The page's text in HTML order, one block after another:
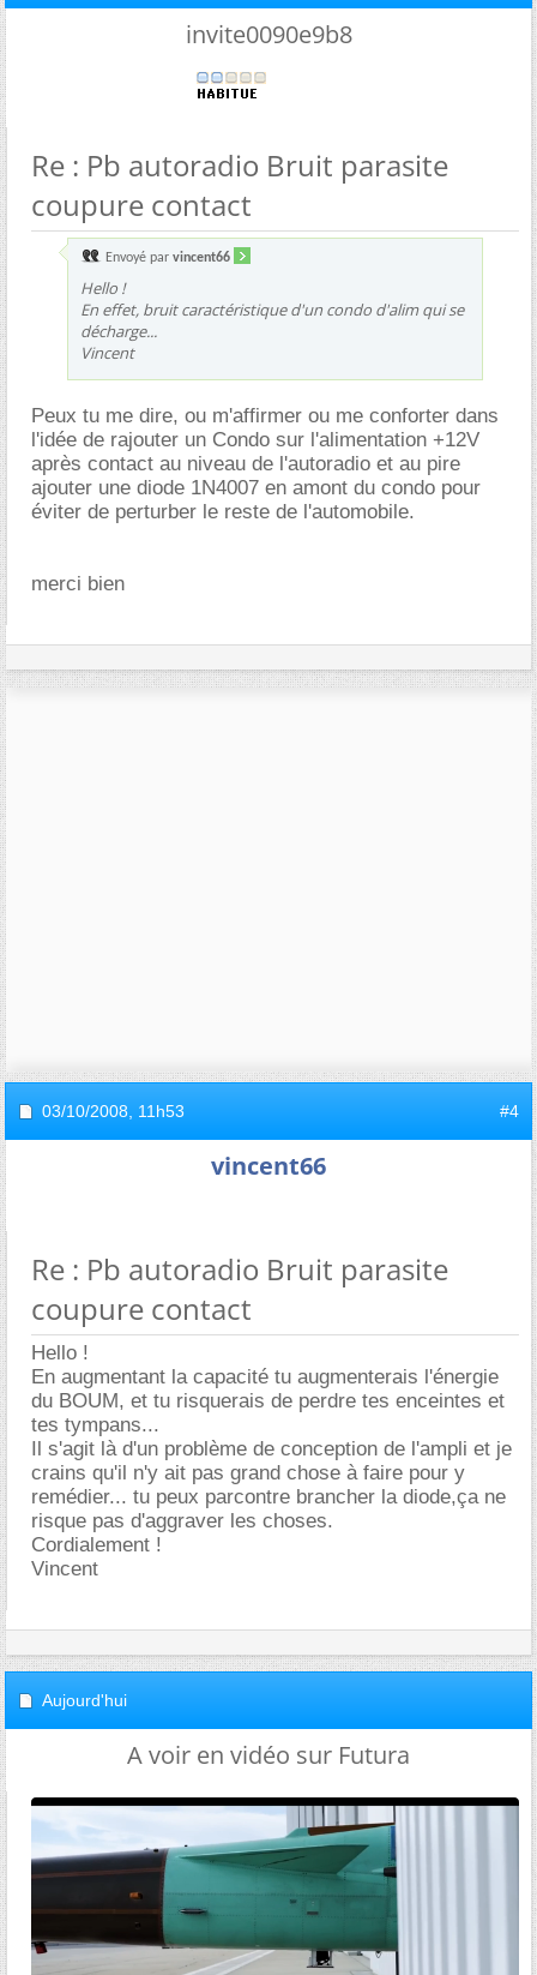
invite0090e9b8
Re : Pb autoradio Bruit parasite
coupure contact
Envoyé par vincent66
Hello !
En effet, bruit caractéristique d'un condo d'alim qui se
décharge...
Vincent
Peux tu me dire, ou m'affirmer ou me conforter dans
l'idée de rajouter un Condo sur l'alimentation +12V
après contact au niveau de l'autoradio et au pire
ajouter une diode 1N4007 en amont du condo pour
éviter de perturber le reste de l'automobile.
merci bien
03/10/2008, 11h53 #4
vincent66
Re : Pb autoradio Bruit parasite
coupure contact
Hello !
En augmentant la capacité tu augmenterais l'énergie
du BOUM, et tu risquerais de perdre tes enceintes et
tes tympans...
Il s'agit là d'un problème de conception de l'ampli et je
crains qu'il n'y ait pas grand chose à faire pour y
remédier... tu peux parcontre brancher la diode,ça ne
risque pas d'aggraver les choses.
Cordialement !
Vincent
Aujourd'hui
A voir en vidéo sur Futura